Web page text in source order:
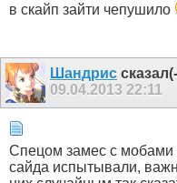
в скайп зайти чепушило
Шандрис
09.04.2013 22:11
Спецом замес с мобами
сайда испытывали,